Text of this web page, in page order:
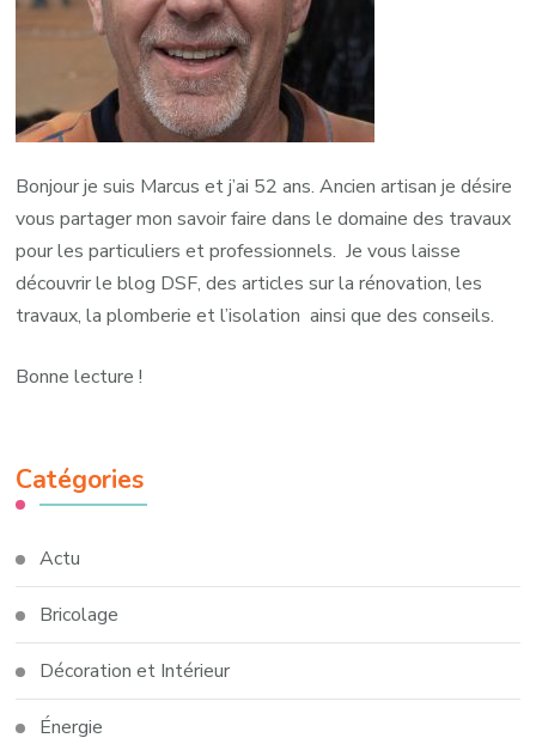
Bonjour je suis Marcus et j’ai 52 ans. Ancien artisan je désire
vous partager mon savoir faire dans le domaine des travaux
pour les particuliers et professionnels. Je vous laisse
découvrir le blog DSF, des articles sur la rénovation, les
travaux, la plomberie et l’isolation ainsi que des conseils.
Bonne lecture !
Catégories
Actu
Bricolage
Décoration et Intérieur
Énergie